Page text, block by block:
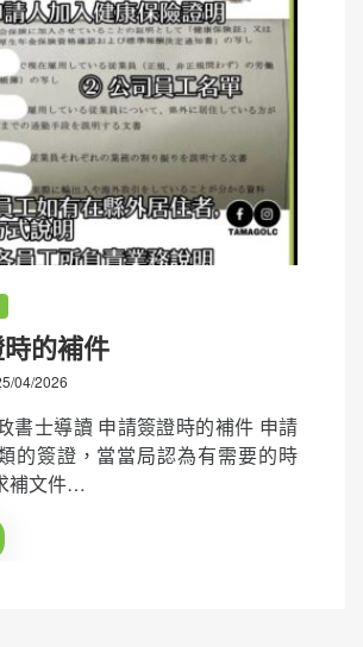
的補件
04/2026
書士導讀 申請簽證時的補件 申請
的簽證，當當局認為有需要的時
補文件…